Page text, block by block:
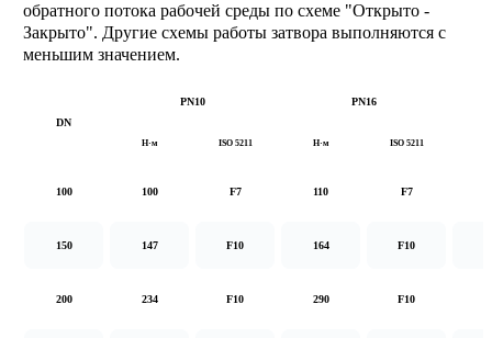
обратного потока рабочей среды по схеме "Открыто -
Закрыто". Другие схемы работы затвора выполняются с
меньшим значением.
DN
PN10 PN16
Н·м ISO 5211 Н·м ISO 5211
100 100 F7 110 F7
150 147 F10 164 F10
200 234 F10 290 F10